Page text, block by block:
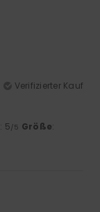
Verifizierter Kauf
: 5/5 Größe: